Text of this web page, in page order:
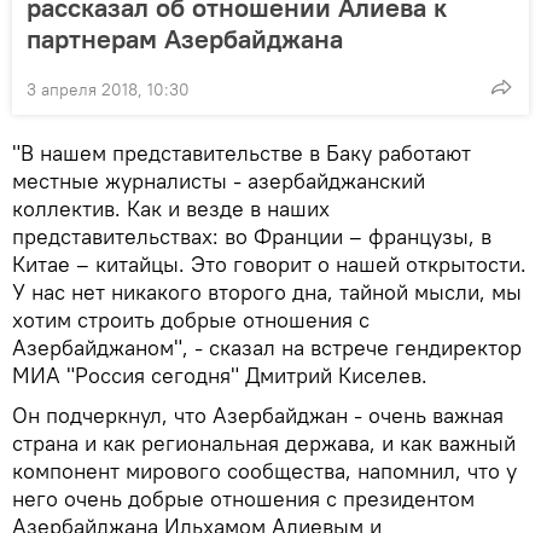
рассказал об отношении Алиева к
партнерам Азербайджана
3 апреля 2018, 10:30
"В нашем представительстве в Баку работают
местные журналисты - азербайджанский
коллектив. Как и везде в наших
представительствах: во Франции – французы, в
Китае – китайцы. Это говорит о нашей открытости.
У нас нет никакого второго дна, тайной мысли, мы
хотим строить добрые отношения с
Азербайджаном", - сказал на встрече гендиректор
МИА "Россия сегодня" Дмитрий Киселев.
Он подчеркнул, что Азербайджан - очень важная
страна и как региональная держава, и как важный
компонент мирового сообщества, напомнил, что у
него очень добрые отношения с президентом
Азербайджана Ильхамом Алиевым и